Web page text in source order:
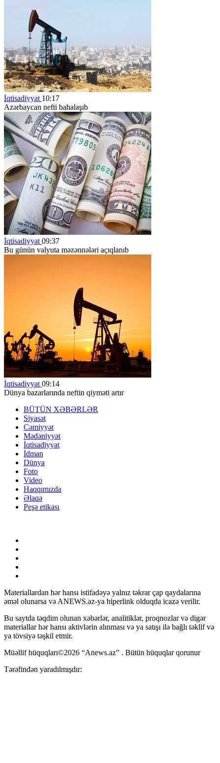
İqtisadiyyat 10:17
Azərbaycan nefti bahalaşıb
İqtisadiyyat 09:37
Bu günün valyuta məzənnələri açıqlanıb
İqtisadiyyat 09:14
Dünya bazarlarında neftin qiyməti artır
BÜTÜN XƏBƏRLƏR
Siyasət
Cəmiyyət
Mədəniyyət
İqtisadiyyat
İdman
Dünya
Foto
Video
Haqqımızda
Əlaqə
Peşə etikası
Materiallardan hər hansı istifadəyə yalnız təkrar çap qaydalarına
əməl olunarsa və ANEWS.az-ya hiperlink olduqda icazə verilir.
Bu saytda təqdim olunan xəbərlər, analitiklər, proqnozlar və digər
materiallar hər hansı aktivlərin alınması və ya satışı ilə bağlı təklif və
ya tövsiyə təşkil etmir.
Müəllif hüquqları©2026 “Anews.az” . Bütün hüquqlar qorunur
Tərəfindən yaradılmışdır: